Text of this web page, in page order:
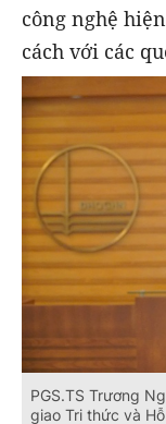
công nghệ
cách với các
PGS.TS Trương
giao Tri thức và